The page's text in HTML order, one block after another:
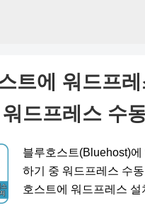
트에 워드프
드프레스 수
블루호스트(Bluehost)에
하기 중 워드프레스 수
호스트에 워드프레스 설